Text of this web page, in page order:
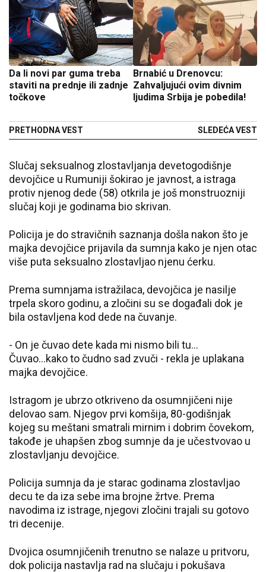
Da li novi par guma treba
staviti na prednje ili zadnje
točkove
PRETHODNA VEST
Brnabić u Drenovcu:
Zahvaljujući ovim divnim
ljudima Srbija je pobedila!
SLEDEĆA VEST
Slučaj seksualnog zlostavljanja devetogodišnje
devojčice u Rumuniji šokirao je javnost, a istraga
protiv njenog dede (58) otkrila je još monstruozniji
slučaj koji je godinama bio skrivan.
Policija je do stravičnih saznanja došla nakon što je
majka devojčice prijavila da sumnja kako je njen otac
više puta seksualno zlostavljao njenu ćerku.
Prema sumnjama istražilaca, devojčica je nasilje
trpela skoro godinu, a zločini su se događali dok je
bila ostavljena kod dede na čuvanje.
- On je čuvao dete kada mi nismo bili tu...
Čuvao...kako to čudno sad zvuči - rekla je uplakana
majka devojčice.
Istragom je ubrzo otkriveno da osumnjičeni nije
delovao sam. Njegov prvi komšija, 80-godišnjak
kojeg su meštani smatrali mirnim i dobrim čovekom,
takođe je uhapšen zbog sumnje da je učestvovao u
zlostavljanju devojčice.
Policija sumnja da je starac godinama zlostavljao
decu te da iza sebe ima brojne žrtve. Prema
navodima iz istrage, njegovi zločini trajali su gotovo
tri decenije.
Dvojica osumnjičenih trenutno se nalaze u pritvoru,
dok policija nastavlja rad na slučaju i pokušava